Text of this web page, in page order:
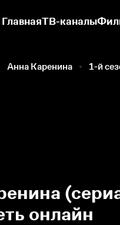
ГлавнаяТВ-каналы
Анна Каренина 1-й
онлайн